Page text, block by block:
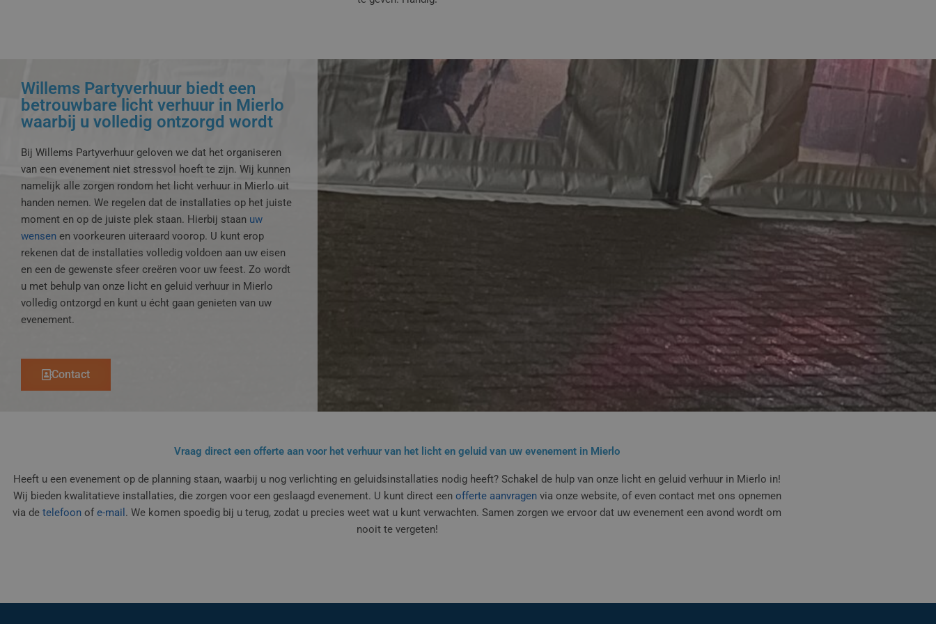
Willems Partyverhuur biedt een
betrouwbare licht verhuur in Mierlo
waarbij u volledig ontzorgd wordt
Bij Willems Partyverhuur geloven we dat het organiseren
van een evenement niet stressvol hoeft te zijn. Wij kunnen
namelijk alle zorgen rondom het licht verhuur in Mierlo uit
handen nemen. We regelen dat de installaties op het juiste
moment en op de juiste plek staan. Hierbij staan uw
wensen en voorkeuren uiteraard voorop. U kunt erop
rekenen dat de installaties volledig voldoen aan uw eisen
en een de gewenste sfeer creëren voor uw feest. Zo wordt
u met behulp van onze licht en geluid verhuur in Mierlo
volledig ontzorgd en kunt u écht gaan genieten van uw
evenement.
Contact
Vraag direct een offerte aan voor het verhuur van het licht en geluid van uw evenement in Mierlo
Heeft u een evenement op de planning staan, waarbij u nog verlichting en geluidsinstallaties nodig heeft? Schakel de hulp van onze licht en geluid verhuur in Mierlo in!
Wij bieden kwalitatieve installaties, die zorgen voor een geslaagd evenement. U kunt direct een offerte aanvragenvia onze website, of even contact met ons opnemen
via de telefoon of e-mail . We komen spoedig bij u terug, zodat u precies weet wat u kunt verwachten. Samen zorgen we ervoor dat uw evenement een avond wordt om
nooit te vergeten!